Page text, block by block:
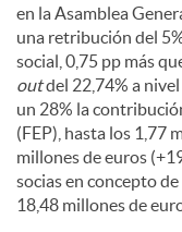
en la Asamblea
una retribución del
social, 0,75 pp más
outdel 22,74% a
un 28% la
(FEP), hasta los 1,77
millones de euros
socias en concepto
18,48 millones de